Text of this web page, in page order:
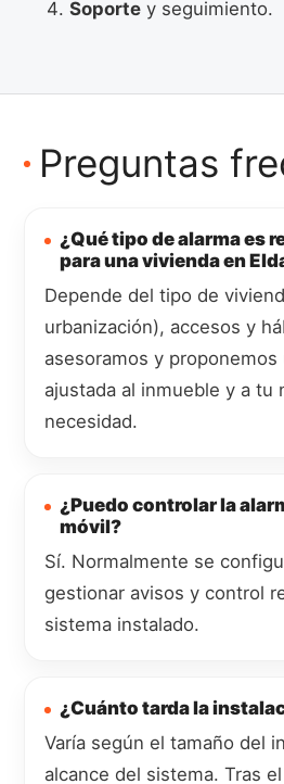
Soporte y seguimiento.
Preguntas
¿Qué tipo de alarma es
para una vivienda en
Depende del tipo de
urbanización), accesos y
asesoramos y proponemos
ajustada al inmueble y a tu
necesidad.
¿Puedo controlar la
móvil?
Sí. Normalmente se
gestionar avisos y control
sistema instalado.
¿Cuánto tarda la
Varía según el tamaño del
alcance del sistema. Tras